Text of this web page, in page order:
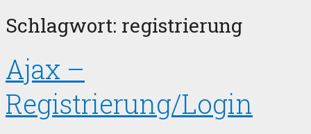
Schlagwort: registrierung
Ajax –
Registrierung/Login